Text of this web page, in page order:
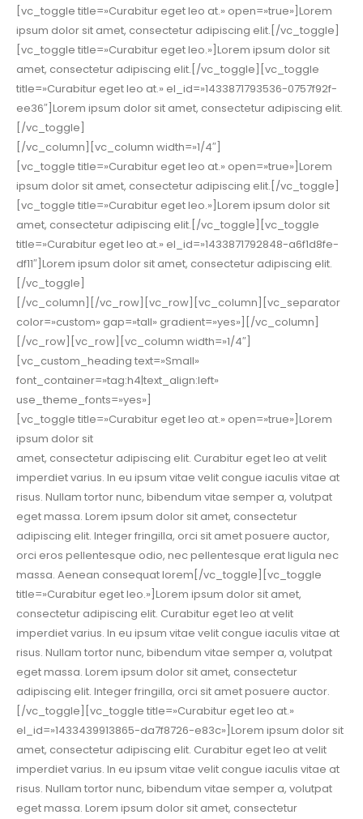
[vc_toggle title=»Curabitur eget leo at.» open=»true»]Lorem
ipsum dolor sit amet, consectetur adipiscing elit.[/vc_toggle]
[vc_toggle title=»Curabitur eget leo.»]Lorem ipsum dolor sit
amet, consectetur adipiscing elit.[/vc_toggle][vc_toggle
title=»Curabitur eget leo at.» el_id=»1433871793536-0757f92f-
ee36″]Lorem ipsum dolor sit amet, consectetur adipiscing elit.
[/vc_toggle]
[/vc_column][vc_column width=»1/4″]
[vc_toggle title=»Curabitur eget leo at.» open=»true»]Lorem
ipsum dolor sit amet, consectetur adipiscing elit.[/vc_toggle]
[vc_toggle title=»Curabitur eget leo.»]Lorem ipsum dolor sit
amet, consectetur adipiscing elit.[/vc_toggle][vc_toggle
title=»Curabitur eget leo at.» el_id=»1433871792848-a6f1d8fe-
df11″]Lorem ipsum dolor sit amet, consectetur adipiscing elit.
[/vc_toggle]
[/vc_column][/vc_row][vc_row][vc_column][vc_separator
color=»custom» gap=»tall» gradient=»yes»][/vc_column]
[/vc_row][vc_row][vc_column width=»1/4″]
[vc_custom_heading text=»Small»
font_container=»tag:h4|text_align:left»
use_theme_fonts=»yes»]
[vc_toggle title=»Curabitur eget leo at.» open=»true»]Lorem
ipsum dolor sit
amet, consectetur adipiscing elit. Curabitur eget leo at velit
imperdiet varius. In eu ipsum vitae velit congue iaculis vitae at
risus. Nullam tortor nunc, bibendum vitae semper a, volutpat
eget massa. Lorem ipsum dolor sit amet, consectetur
adipiscing elit. Integer fringilla, orci sit amet posuere auctor,
orci eros pellentesque odio, nec pellentesque erat ligula nec
massa. Aenean consequat lorem[/vc_toggle][vc_toggle
title=»Curabitur eget leo.»]Lorem ipsum dolor sit amet,
consectetur adipiscing elit. Curabitur eget leo at velit
imperdiet varius. In eu ipsum vitae velit congue iaculis vitae at
risus. Nullam tortor nunc, bibendum vitae semper a, volutpat
eget massa. Lorem ipsum dolor sit amet, consectetur
adipiscing elit. Integer fringilla, orci sit amet posuere auctor.
[/vc_toggle][vc_toggle title=»Curabitur eget leo at.»
el_id=»1433439913865-da7f8726-e83c»]Lorem ipsum dolor sit
amet, consectetur adipiscing elit. Curabitur eget leo at velit
imperdiet varius. In eu ipsum vitae velit congue iaculis vitae at
risus. Nullam tortor nunc, bibendum vitae semper a, volutpat
eget massa. Lorem ipsum dolor sit amet, consectetur